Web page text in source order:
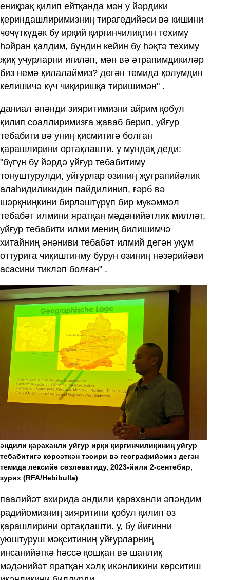
ениқрақ қилип ейтқанда мән у йәрдики
қериндашлиримизниң тирагедийәси вә кишини
чөчүткүдәк бу ирқий қирғинчилиқтин техиму
һәйран қалдим, бундин кейин бу һәқтә техиму
җиқ учурларни игиләп, мән вә әтрапимдикиләр
биз немә қилалаймиз? дегән темида қолумдин
келишичә күч чиқиришқа тиришимән" .
даниал әпәнди зияритимизни айрим қобул
қилип соаллиримизға җаваб берип, уйғур
тебабити вә униң қисмитигә болған
қарашлирини ортақлашти. у мундақ деди:
"бүгүн бу йәрдә уйғур тебабитиму
тонуштурулди, уйғурлар өзиниң җуғрапийәлик
алаһидиликидин пайдилинип, ғәрб вә
шәрқниңкини бирләштүрүп бир мукәммәл
тебабәт илмини яратқан мәдәнийәтлик милләт,
уйғур тебабити илми мениң билишимчә
хитайниң әнәниви тебабәт илмий дегән уқум
оттуриға чиқиштинму бурун өзиниң нәзәрийәви
асасини тикләп болған" .
әндили қараханли уйғур ирқи қирғинчилиқиниң уйғур
тебабитигә көрсәткән тәсири вә географийәмиз дегән
темида лексийә сөзләватиду, 2023-йили 2-сентәбир,
зурих (RFA/Hebibulla)
паалийәт ахирида әндили қараханли әпәндим
радийомизниң зияритини қобул қилип өз
қарашлирини ортақлашти. у, бу йиғинни
уюштуруш мәқситиниң уйғурларниң
инсанийәткә һәссә қошқан вә шанлиқ
мәдәнийәт яратқан хәлқ икәнликини көрситиш